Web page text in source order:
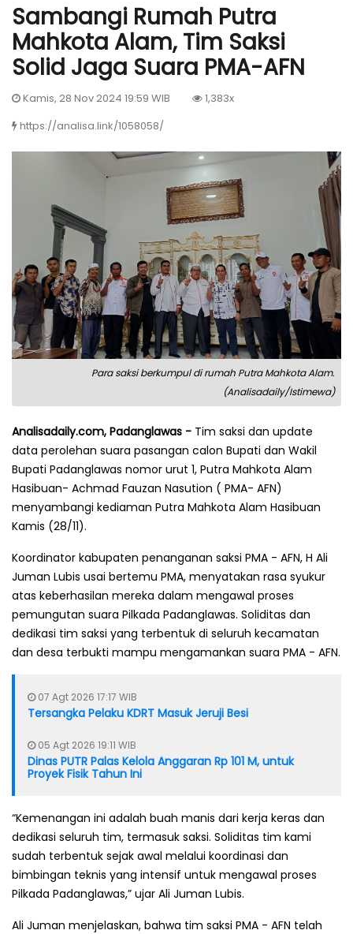
Sambangi Rumah Putra
Mahkota Alam, Tim Saksi
Solid Jaga Suara PMA-AFN
Kamis, 28 Nov 2024 19:59 WIB
1,383x
https://analisa.link/1058058/
Para saksi berkumpul di rumah Putra Mahkota Alam.
(Analisadaily/Istimewa)
Analisadaily.com, Padanglawas - Tim saksi dan update
data perolehan suara pasangan calon Bupati dan Wakil
Bupati Padanglawas nomor urut 1, Putra Mahkota Alam
Hasibuan- Achmad Fauzan Nasution ( PMA- AFN)
menyambangi kediaman Putra Mahkota Alam Hasibuan
Kamis (28/11).
Koordinator kabupaten penanganan saksi PMA - AFN, H Ali
Juman Lubis usai bertemu PMA, menyatakan rasa syukur
atas keberhasilan mereka dalam mengawal proses
pemungutan suara Pilkada Padanglawas. Soliditas dan
dedikasi tim saksi yang terbentuk di seluruh kecamatan
dan desa terbukti mampu mengamankan suara PMA - AFN.
07 Agt 2026 17:17 WIB
Tersangka Pelaku KDRT Masuk Jeruji Besi
05 Agt 2026 19:11 WIB
Dinas PUTR Palas Kelola Anggaran Rp 101 M, untuk
Proyek Fisik Tahun Ini
“Kemenangan ini adalah buah manis dari kerja keras dan
dedikasi seluruh tim, termasuk saksi. Soliditas tim kami
sudah terbentuk sejak awal melalui koordinasi dan
bimbingan teknis yang intensif untuk mengawal proses
Pilkada Padanglawas,” ujar Ali Juman Lubis.
Ali Juman menjelaskan, bahwa tim saksi PMA - AFN telah